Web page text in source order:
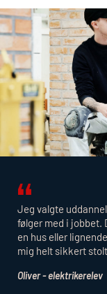
Jeg valgte
følger med i jobbet.
en hus eller
mig helt sikkert
Oliver - elektrikerelev